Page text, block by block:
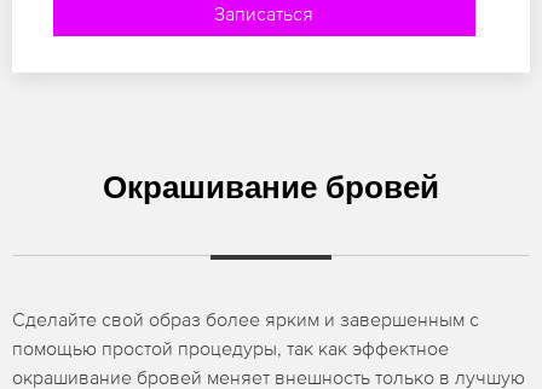
Записаться
Окрашивание бровей
Сделайте свой образ более ярким и завершенным с
помощью простой процедуры, так как эффектное
окрашивание бровей меняет внешность только в лучшую